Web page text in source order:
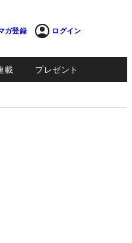
ガ登録 ログイン
載 プレゼント